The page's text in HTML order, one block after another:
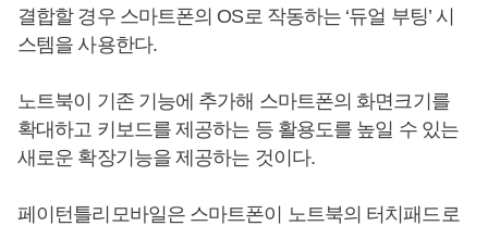
결합할 경우 스마트폰의 OS로 작동하는 ‘듀얼 부팅’ 시
스템을 사용한다.
노트북이 기존 기능에 추가해 스마트폰의 화면크기를
확대하고 키보드를 제공하는 등 활용도를 높일 수 있는
새로운 확장기능을 제공하는 것이다.
페이턴틀리모바일은 스마트폰이 노트북의 터치패드로